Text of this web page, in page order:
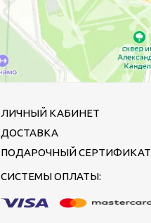
ЛИЧНЫЙ КАБИНЕТ
ДОСТАВКА
ПОДАРОЧНЫЙ СЕРТИФИКАТ
СИСТЕМЫ ОПЛАТЫ: